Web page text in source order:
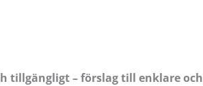
tillgängligt – förslag till enklare